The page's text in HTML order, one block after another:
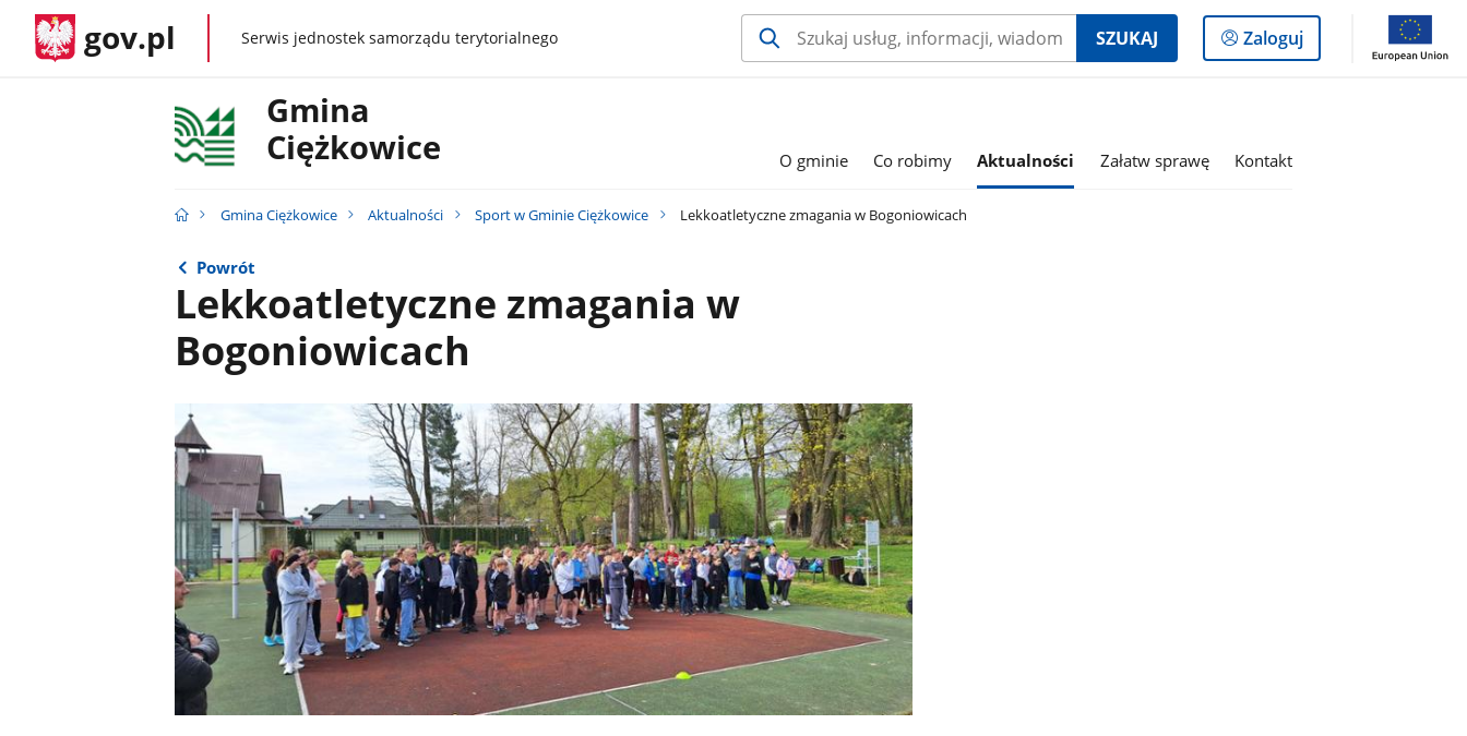
gov.pl gov.plSerwis jednostek samorządu terytorialnego SZUKAJ
Logowanie
do
Zaloguj
Gmina
Ciężkowice
O gminie Co robimy Aktualności Załatw sprawę Kontakt
Gmina Ciężkowice Aktualności Sport w Gminie Ciężkowice Lekkoatletyczne zmagania w Bogoniowicach
Powrót
Lekkoatletyczne zmagania w
Bogoniowicach